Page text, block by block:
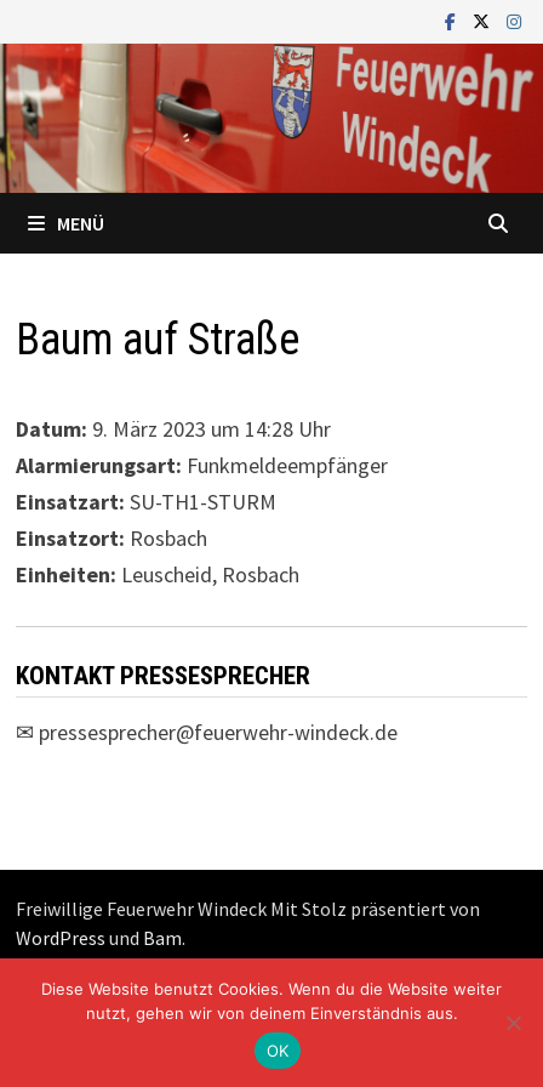
Inhalt
springen
MENÜ
Baum auf Straße
Datum: 9. März 2023 um 14:28 Uhr
Alarmierungsart: Funkmeldeempfänger
Einsatzart: SU-TH1-STURM
Einsatzort: Rosbach
Einheiten: Leuscheid, Rosbach
KONTAKT PRESSESPRECHER
✉ pressesprecher@feuerwehr-windeck.de
Freiwillige Feuerwehr Windeck Mit Stolz präsentiert von
WordPress und Bam.
Diese Website benutzt Cookies. Wenn du die Website weiter
nutzt, gehen wir von deinem Einverständnis aus.
OK